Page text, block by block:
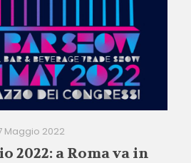
Maggio 2022
2022: a Roma va in